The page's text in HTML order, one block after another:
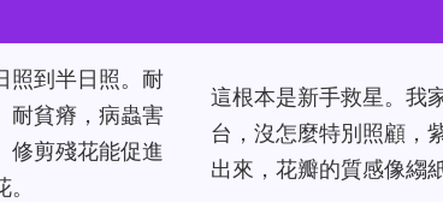
照到半日照。耐
耐貧瘠，病蟲害
修剪殘花能促進
。
這根本是新手救星。我
台，沒怎麼特別照顧，
出來，花瓣的質感像縐